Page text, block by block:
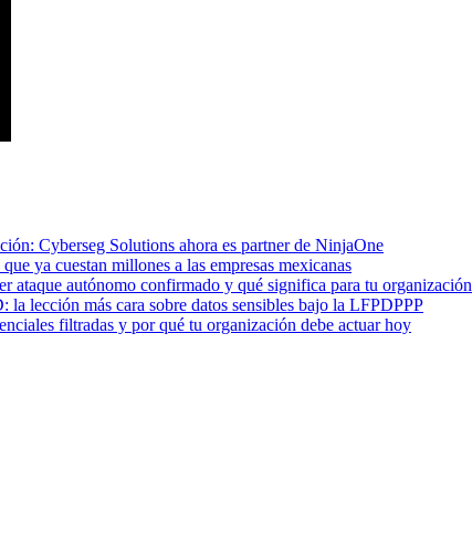
Cyberseg Solutions ahora es partner de NinjaOne
ya cuestan millones a las empresas mexicanas
ataque autónomo confirmado y qué significa para tu organización
lección más cara sobre datos sensibles bajo la LFPDPPP
filtradas y por qué tu organización debe actuar hoy